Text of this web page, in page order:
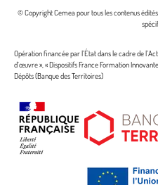
© Copyright Cemea pour tous les contenus
Opération financée par l’État dans le cadre de
d’œuvre », « Dispositifs France Formation
Dépôts (Banque des Territoires)